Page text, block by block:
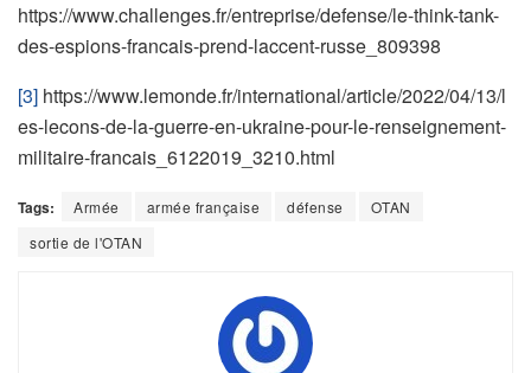
https://www.challenges.fr/entreprise/defense/le-think-tank-
des-espions-francais-prend-laccent-russe_809398
[3] https://www.lemonde.fr/international/article/2022/04/13/l
es-lecons-de-la-guerre-en-ukraine-pour-le-renseignement-
militaire-francais_6122019_3210.html
Tags: Armée armée française défense
OTAN
sortie de l'OTAN